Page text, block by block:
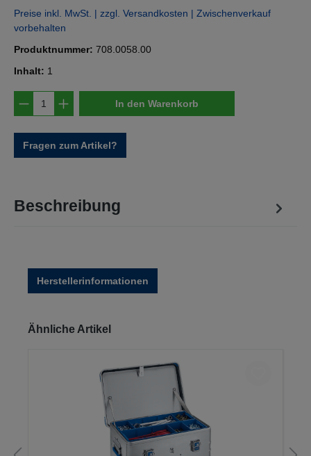
Preise inkl. MwSt. | zzgl. Versandkosten | Zwischenverkauf
vorbehalten
Produktnummer: 708.0058.00
Inhalt: 1
Produkt Anzahl: Gib den gewünschten
In den Warenkorb
Fragen zum Artikel?
Beschreibung
Herstellerinformationen
Produktgalerie überspringen
Ähnliche Artikel